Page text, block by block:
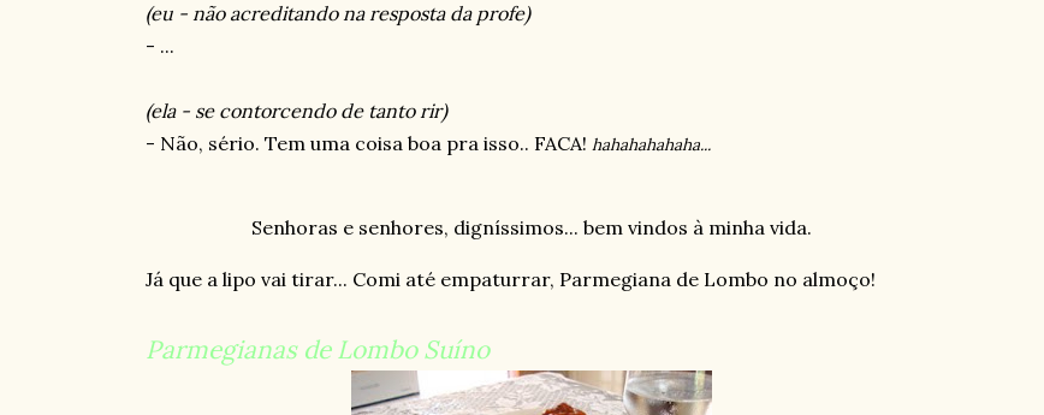
(eu - não acreditando na resposta da profe)
- ...
(ela - se contorcendo de tanto rir)
- Não, sério. Tem uma coisa boa pra isso.. FACA! hahahahahaha...
Senhoras e senhores, digníssimos... bem vindos à minha vida.
Já que a lipo vai tirar... Comi até empaturrar, Parmegiana de Lombo no almoço!
Parmegianas de Lombo Suíno